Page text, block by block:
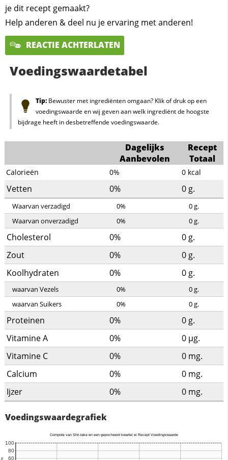
je dit recept gemaakt?
Help anderen & deel nu je ervaring met anderen!
REACTIE ACHTERLATEN
Voedingswaardetabel
Tip:Bewuster met ingrediënten omgaan? Klik of druk op een
voedingswaarde en wij geven aan welk ingrediënt de hoogste
bijdrage heeft in desbetreffende voedingswaarde.
Dagelijks
Aanbevolen
Recept
Totaal
Calorieën 0% 0 kcal
Vetten 0% 0 g.
Waarvan verzadigd 0% 0g.
Waarvan onverzadigd
0% 0g.
Cholesterol 0% 0 g.
Zout
0% 0 g.
Koolhydraten
0% 0 g.
waarvan Vezels 0% 0g.
waarvan Suikers
0% 0g.
Proteinen 0% 0 g.
Vitamine A
0% 0 µg.
Vitamine C
0% 0 mg.
Calcium
0% 0 mg.
Ijzer
0% 0 mg.
Voedingswaardegrafiek